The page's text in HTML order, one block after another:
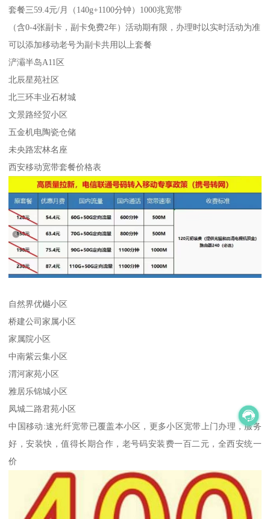
套餐三59.4元/月（140g+1100分钟）1000兆宽带
（含0-4张副卡，副卡免费2年）活动期有限，办理时以实时活动为准
可以添加移动老号为副卡共用以上套餐
浐灞半岛A11区
北辰星苑社区
北三环丰业石材城
文景路经贸小区
五金机电陶瓷仓储
未央路宏林名座
西安移动宽带套餐价格表
自然界优樾小区
桥建公司家属小区
家属院小区
中南紫云集小区
渭河家苑小区
雅居乐锦城小区
凤城二路君苑小区
中国移动:速光纤宽带已覆盖本小区，更多小区宽带上门办理，服务
好，安装快，值得长期合作，老号码安装费一百二元，全西安统一
价